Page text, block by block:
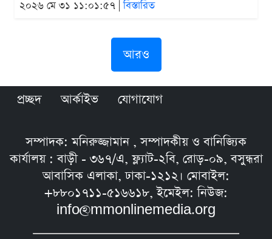
২০২৬ মে ৩১ ১১:০১:৫৭ |বিস্তারিত
আরও
প্রচ্ছদ আর্কাইভ যোগাযোগ
সম্পাদক: মনিরুজ্জামান , সম্পাদকীয় ও বানিজ্যিক
কার্যালয় : বাড়ী - ৩৬৭/এ, ফ্ল্যাট-২বি, রোড়-০৯, বসুন্ধরা
আবাসিক এলাকা, ঢাকা-১২১২। মোবাইল:
+৮৮০১৭১১-৫১৬৬১৮, ইমেইল: নিউজ:
info@mmonlinemedia.org